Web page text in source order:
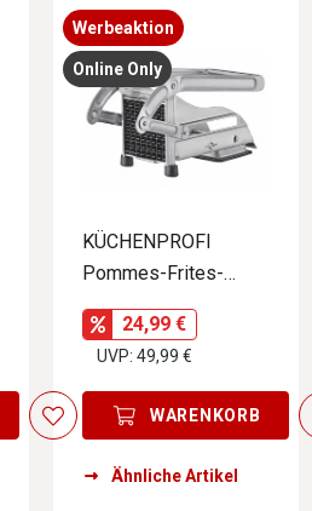
Werbeaktion
Online Only
KÜCHENPROFI
Pommes-Frites-
Schneider
24,99 €
UVP: 49,99 €
WARENKORB
Ähnliche Artikel